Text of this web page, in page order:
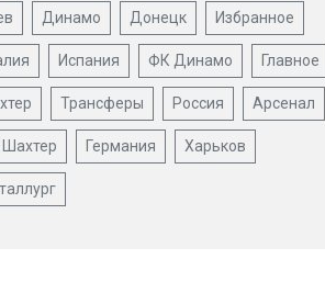
Динамо Донецк Избранное
Испания ФК Динамо Главное
Трансферы Россия Арсенал
Германия Харьков